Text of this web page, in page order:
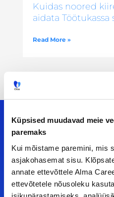
Küpsised muudavad meie
paremaks
Kui mõistame paremini, mis
asjakohasemat sisu.
annate ettevõttele Alma
ettevõtetele nõusoleku
Kuidas noored
aidata Töötukassa
Read More »
Tööelublogi.ee lehelt
kursis tööturu